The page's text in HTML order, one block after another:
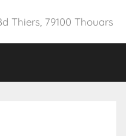
Thiers, 79100 Thouars